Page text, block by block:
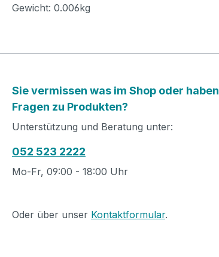
Gewicht: 0.006kg
Sie vermissen was im Shop oder haben
Fragen zu Produkten?
Unterstützung und Beratung unter:
052 523 2222
Mo-Fr, 09:00 - 18:00 Uhr
Oder über unser Kontaktformular.